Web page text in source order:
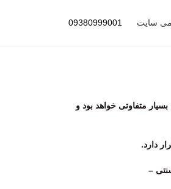
سایت 09380999001
متفاوتی خواهد بود و
دارد.
–